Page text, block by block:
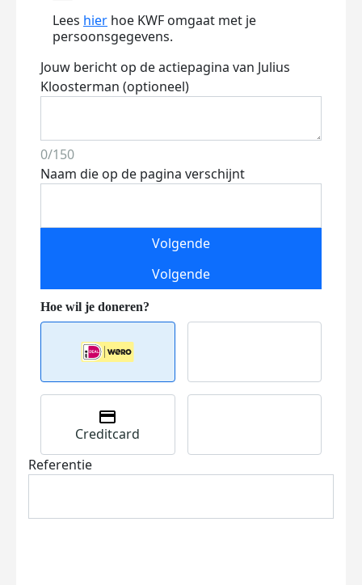
Lees hier hoe KWF omgaat met je
persoonsgegevens.
Jouw bericht op de actiepagina van Julius
Kloosterman (optioneel)
0/150
Naam die op de pagina verschijnt
Volgende
Volgende
Creditcard
Referentie